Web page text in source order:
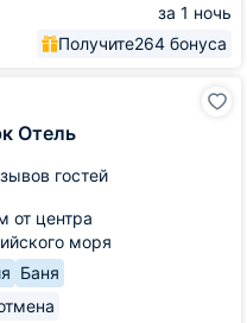
за 1 ночь
Получите264 бонуса
Отель
гостей
от центра
моря
Баня